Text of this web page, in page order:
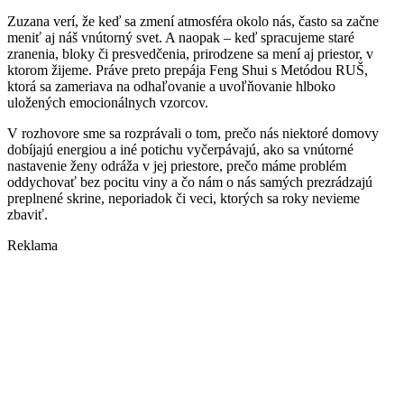
Zuzana verí, že keď sa zmení atmosféra okolo nás, často sa začne
meniť aj náš vnútorný svet. A naopak – keď spracujeme staré
zranenia, bloky či presvedčenia, prirodzene sa mení aj priestor, v
ktorom žijeme. Práve preto prepája Feng Shui s Metódou RUŠ,
ktorá sa zameriava na odhaľovanie a uvoľňovanie hlboko
uložených emocionálnych vzorcov.
V rozhovore sme sa rozprávali o tom, prečo nás niektoré domovy
dobíjajú energiou a iné potichu vyčerpávajú, ako sa vnútorné
nastavenie ženy odráža v jej priestore, prečo máme problém
oddychovať bez pocitu viny a čo nám o nás samých prezrádzajú
preplnené skrine, neporiadok či veci, ktorých sa roky nevieme
zbaviť.
Reklama